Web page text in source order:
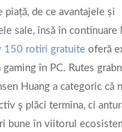
piață, de ce avantajele și
sale, însă în continuare
150 rotiri gratuite oferă
gaming în PC. Rutes
Huang a categoric că
ş plăci termina, ci
bune în viitorul